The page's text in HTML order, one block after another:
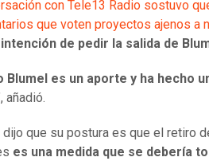
con Tele13 Radio sostuvo
que voten proyectos ajenos a
de pedir la salida de
Blumel es un aporte y ha hecho
añadió.
dijo que su postura es que el retiro
es una medida que se debería